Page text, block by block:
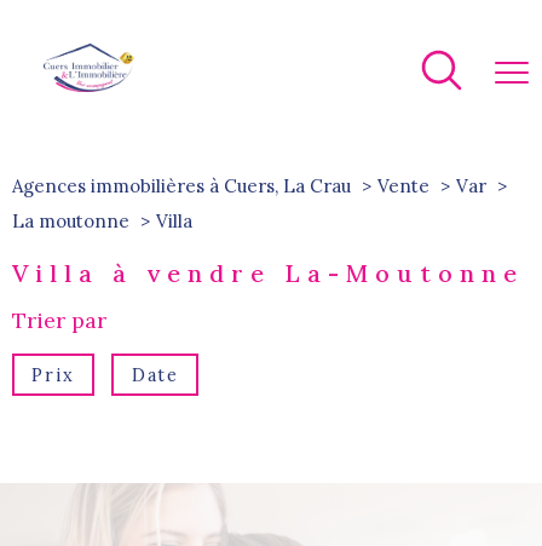
Agences immobilières à Cuers, La Crau Vente
Var
La moutonne
villa
Villa à vendre La-Moutonne
Trier par
Prix Date